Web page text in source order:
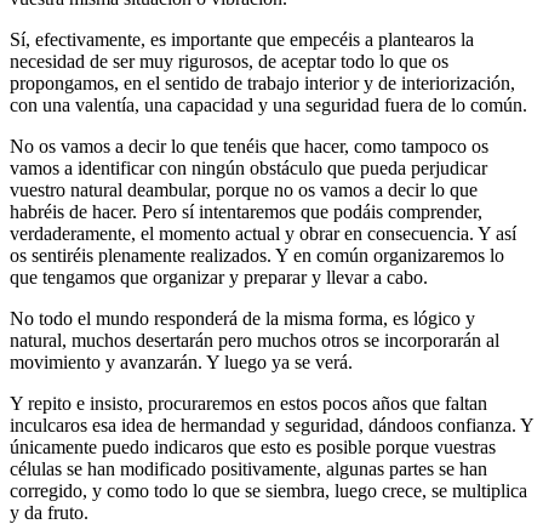
Sí, efectivamente, es importante que empecéis a plantearos la
necesidad de ser muy rigurosos, de aceptar todo lo que os
propongamos, en el sentido de trabajo interior y de interiorización,
con una valentía, una capacidad y una seguridad fuera de lo común.
No os vamos a decir lo que tenéis que hacer, como tampoco os
vamos a identificar con ningún obstáculo que pueda perjudicar
vuestro natural deambular, porque no os vamos a decir lo que
habréis de hacer. Pero sí intentaremos que podáis comprender,
verdaderamente, el momento actual y obrar en consecuencia. Y así
os sentiréis plenamente realizados. Y en común organizaremos lo
que tengamos que organizar y preparar y llevar a cabo.
No todo el mundo responderá de la misma forma, es lógico y
natural, muchos desertarán pero muchos otros se incorporarán al
movimiento y avanzarán. Y luego ya se verá.
Y repito e insisto, procuraremos en estos pocos años que faltan
inculcaros esa idea de hermandad y seguridad, dándoos confianza. Y
únicamente puedo indicaros que esto es posible porque vuestras
células se han modificado positivamente, algunas partes se han
corregido, y como todo lo que se siembra, luego crece, se multiplica
y da fruto.